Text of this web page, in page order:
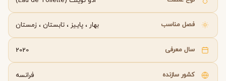
فصل مناسب بهار،پاییز،تابستان،زمستان
سال معرفی 2020
کشور سازنده فرانسه